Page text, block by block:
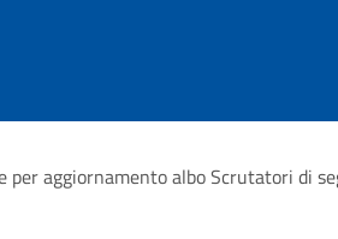
per aggiornamento albo Scrutatori di